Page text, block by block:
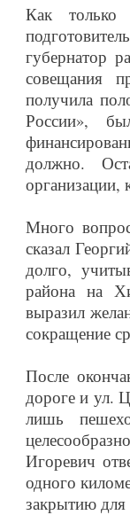
Как только
губернатор
совещания
получила
России»,
должно.
организации,
Много
сказал
долго,
района на
выразил
сокращение
После
дороге и ул.
лишь
Игоревич
одного
закрытию для